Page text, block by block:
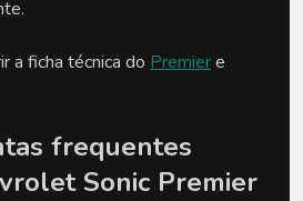
a ficha técnica do Premier e
frequentes
Sonic Premier